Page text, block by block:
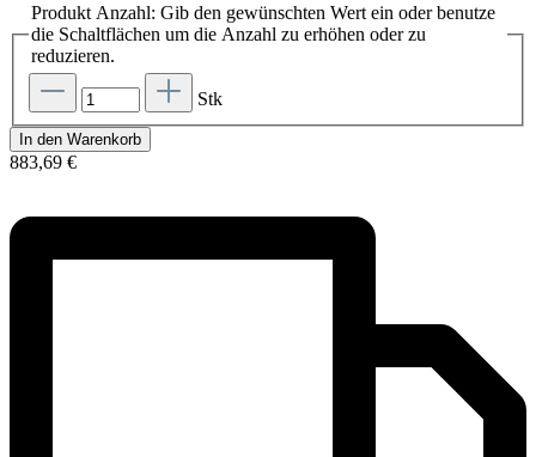
Produkt Anzahl: Gib den gewünschten Wert ein oder benutze
die Schaltflächen um die Anzahl zu erhöhen oder zu
reduzieren.
Stk
In den Warenkorb
883,69 €